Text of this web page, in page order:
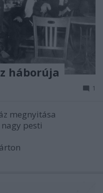
háborúja
1
megnyitása
pesti